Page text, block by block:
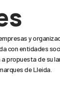
y
con entidades
propuesta de su
de Lleida.